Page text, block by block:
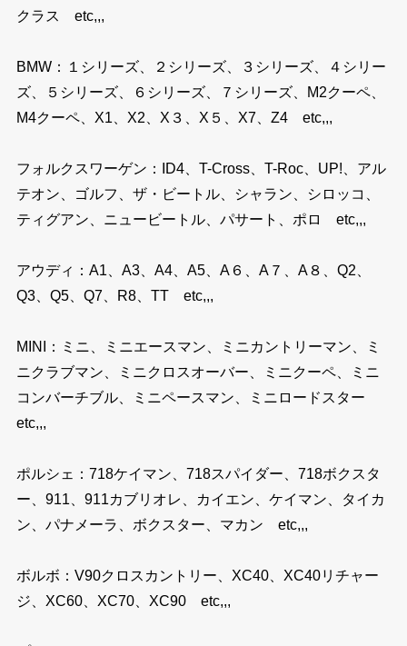
クラス etc,,,
BMW：１シリーズ、２シリーズ、３シリーズ、４シリー
ズ、５シリーズ、６シリーズ、７シリーズ、M2クーペ、
M4クーペ、X1、X2、X３、X５、X7、Z4 etc,,,
フォルクスワーゲン：ID4、T-Cross、T-Roc、UP!、アル
テオン、ゴルフ、ザ・ビートル、シャラン、シロッコ、
ティグアン、ニュービートル、パサート、ポロ etc,,,
アウディ：A1、A3、A4、A5、A６、A７、A８、Q2、
Q3、Q5、Q7、R8、TT etc,,,
MINI：ミニ、ミニエースマン、ミニカントリーマン、ミ
ニクラブマン、ミニクロスオーバー、ミニクーペ、ミニ
コンバーチブル、ミニペースマン、ミニロードスター
etc,,,
ポルシェ：718ケイマン、718スパイダー、718ボクスタ
ー、911、911カブリオレ、カイエン、ケイマン、タイカ
ン、パナメーラ、ボクスター、マカン etc,,,
ボルボ：V90クロスカントリー、XC40、XC40リチャー
ジ、XC60、XC70、XC90 etc,,,